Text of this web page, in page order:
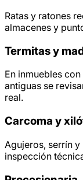
Ratas y ratones
almacenes y
Termitas y
En inmuebles
antiguas se
real.
Carcoma y
Agujeros, serrín
inspección